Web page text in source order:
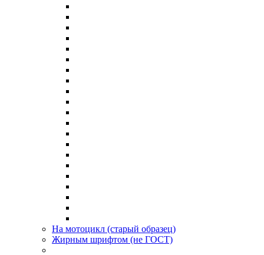
На мотоцикл (старый образец)
Жирным шрифтом (не ГОСТ)